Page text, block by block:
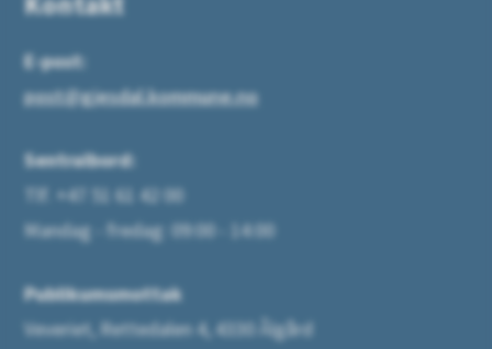
E-post:
post@gjesdal.kommune.no
Sentralbord:
Tlf. +47 51 61 42 00
Mandag - fredag: 09:00 - 14:00
Publikumsmottak
Veveriet, Rettedalen 4, 4330 Ålgård